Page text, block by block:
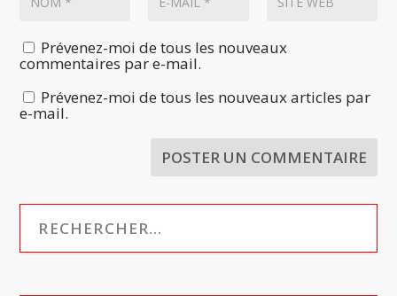
Prévenez-moi de tous les nouveaux
commentaires par e-mail.
Prévenez-moi de tous les nouveaux articles par
e-mail.